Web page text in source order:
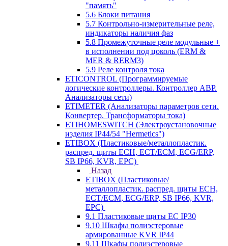
"память"
5.6 Блоки питания
5.7 Контрольно-измерительные реле,
индикаторы наличия фаз
5.8 Промежуточные реле модульные +
в исполнении под цоколь (ERM &
MER & RERM3)
5.9 Реле контроля тока
ETICONTROL (Программируемые
логические контроллеры. Контроллер АВР.
Анализаторы сети)
ETIMETER (Анализаторы параметров сети.
Конвертер. Трансформаторы тока)
ETIHOMESWITCH (Электроустановочные
изделия IP44/54 "Hermetics")
ETIBOX (Пластиковые/металлопластик.
распред. щиты ECH, ECT/ECM, ECG/ERP,
SB IP66, KVR, EPC)
Назад
ETIBOX (Пластиковые/
металлопластик. распред. щиты ECH,
ECT/ECM, ECG/ERP, SB IP66, KVR,
EPC)
9.1 Пластиковые щиты EC IP30
9.10 Шкафы полиэстеровые
армированные KVR IP44
9.11 Шкафы полиэстеровые